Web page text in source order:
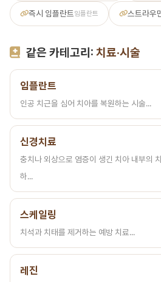
즉시 임플란트 임플란트 스트라우
같은 카테고리: 치료·시술
임플란트
인공 치근을 심어 치아를 복원하는 시술...
신경치료
충치나 외상으로 염증이 생긴 치아 내부의
하...
스케일링
치석과 치태를 제거하는 예방 치료...
레진